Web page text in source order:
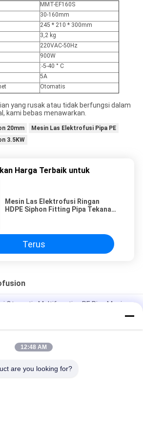
MMT-EF160S
30-160mm
245 * 210 * 300mm
3,2 kg
220VAC-50Hz
900W
:-5-40 ° C
5A
Otomatis
yang rusak atau tidak berfungsi dalam
kami bebas menawarkan.
20mm
Mesin Las Elektrofusi Pipa PE
3.5KW
Harga Terbaik untuk
Mesin Las Elektrofusi Ringan
HDPE Siphon Fitting Pipa Tekanan
Terus
Otomatis Multifunction PE Pipe Mesin
Las Elektrofusi Produsen
Pipa PE Multifungsi Otomatis 220V
12:48 AM
are you looking for?